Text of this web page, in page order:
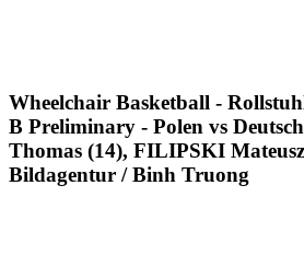
Wheelchair Basketball -
B Preliminary - Polen vs
Thomas (14), FILIPSKI
Bildagentur / Binh Truong